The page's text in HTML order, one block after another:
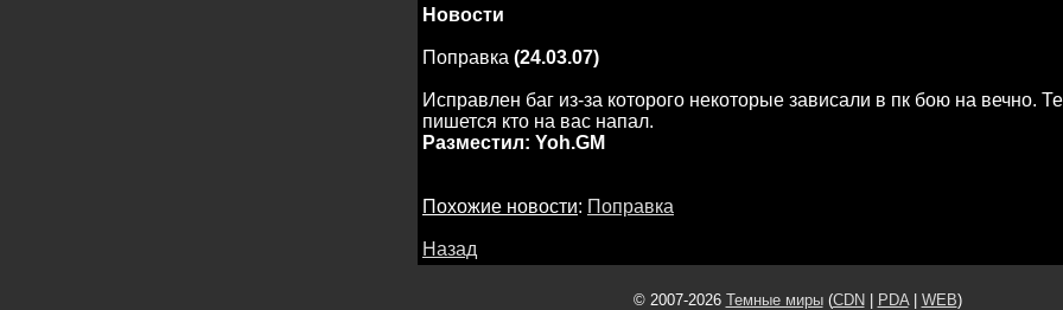
Новости
Поправка (24.03.07)
Исправлен баг из-за которого некоторые зависали в пк бою на вечно.
пишется кто на вас напал.
Разместил: Yoh.GM
Похожие новости: Поправка
Назад
© 2007-2026 Темные миры(CDN PDA| WEB)